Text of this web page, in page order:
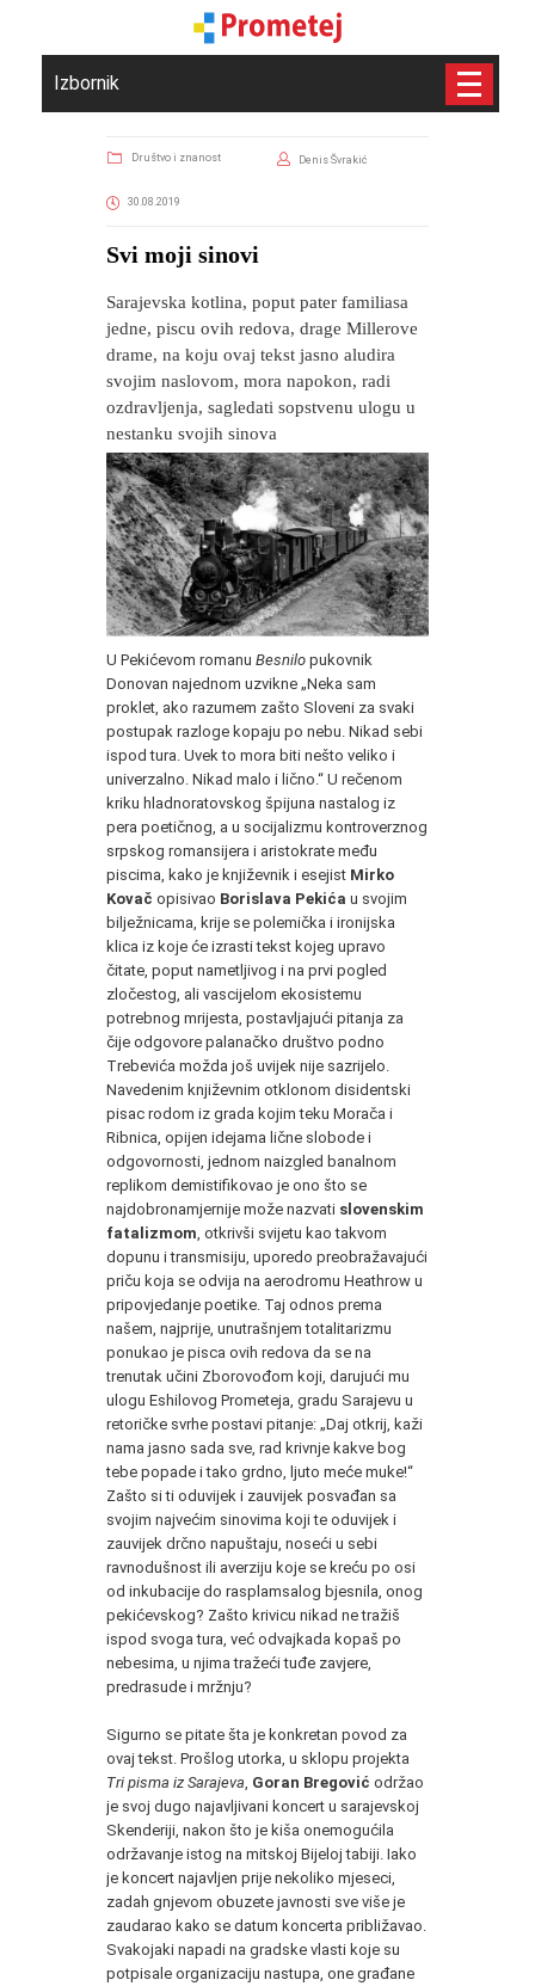
Izbornik
Društvo i znanost Denis Švrakić
30.08.2019
Svi moji sinovi
Sarajevska kotlina, poput pater familiasa
jedne, piscu ovih redova, drage Millerove
drame, na koju ovaj tekst jasno aludira
svojim naslovom, mora napokon, radi
ozdravljenja, sagledati sopstvenu ulogu u
nestanku svojih sinova
U Pekićevom romanu Besnilo pukovnik
Donovan najednom uzvikne „Neka sam
proklet, ako razumem zašto Sloveni za svaki
postupak razloge kopaju po nebu. Nikad sebi
ispod tura. Uvek to mora biti nešto veliko i
univerzalno. Nikad malo i lično.“ U rečenom
kriku hladnoratovskog špijuna nastalog iz
pera poetičnog, a u socijalizmu kontroverznog
srpskog romansijera i aristokrate među
piscima, kako je književnik i esejist Mirko
Kovač opisivao Borislava Pekića u svojim
bilježnicama, krije se polemička i ironijska
klica iz koje će izrasti tekst kojeg upravo
čitate, poput nametljivog i na prvi pogled
zločestog, ali vascijelom ekosistemu
potrebnog mrijesta, postavljajući pitanja za
čije odgovore palanačko društvo podno
Trebevića možda još uvijek nije sazrijelo.
Navedenim književnim otklonom disidentski
pisac rodom iz grada kojim teku Morača i
Ribnica, opijen idejama lične slobode i
odgovornosti, jednom naizgled banalnom
replikom demistifikovao je ono što se
najdobronamjernije može nazvati slovenskim
fatalizmom , otkrivši svijetu kao takvom
dopunu i transmisiju, uporedo preobražavajući
priču koja se odvija na aerodromu Heathrow u
pripovjedanje poetike. Taj odnos prema
našem, najprije, unutrašnjem totalitarizmu
ponukao je pisca ovih redova da se na
trenutak učini Zborovođom koji, darujući mu
ulogu Eshilovog Prometeja, gradu Sarajevu u
retoričke svrhe postavi pitanje: „Daj otkrij, kaži
nama jasno sada sve, rad krivnje kakve bog
tebe popade i tako grdno, ljuto meće muke!“
Zašto si ti oduvijek i zauvijek posvađan sa
svojim najvećim sinovima koji te oduvijek i
zauvijek drčno napuštaju, noseći u sebi
ravnodušnost ili averziju koje se kreću po osi
od inkubacije do rasplamsalog bjesnila, onog
pekićevskog? Zašto krivicu nikad ne tražiš
ispod svoga tura, već odvajkada kopaš po
nebesima, u njima tražeći tuđe zavjere,
predrasude i mržnju?
Sigurno se pitate šta je konkretan povod za
ovaj tekst. Prošlog utorka, u sklopu projekta
Tri pisma iz Sarajeva Goran Bregović održao
je svoj dugo najavljivani koncert u sarajevskoj
Skenderiji, nakon što je kiša onemogućila
održavanje istog na mitskoj Bijeloj tabiji. Iako
je koncert najavljen prije nekoliko mjeseci,
zadah gnjevom obuzete javnosti sve više je
zaudarao kako se datum koncerta približavao.
Svakojaki napadi na gradske vlasti koje su
potpisale organizaciju nastupa, one građane